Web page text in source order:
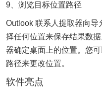
9、浏览目标位置路径
Outlook 联系人提取器向
择任何位置来保存结果数
器确定桌面上的位置。您
路径来更改位置。
软件亮点